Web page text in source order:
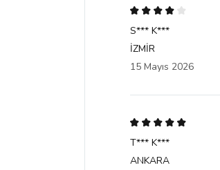
S*** K***
İZMİR
15 Mayıs 2026
T*** K***
ANKARA